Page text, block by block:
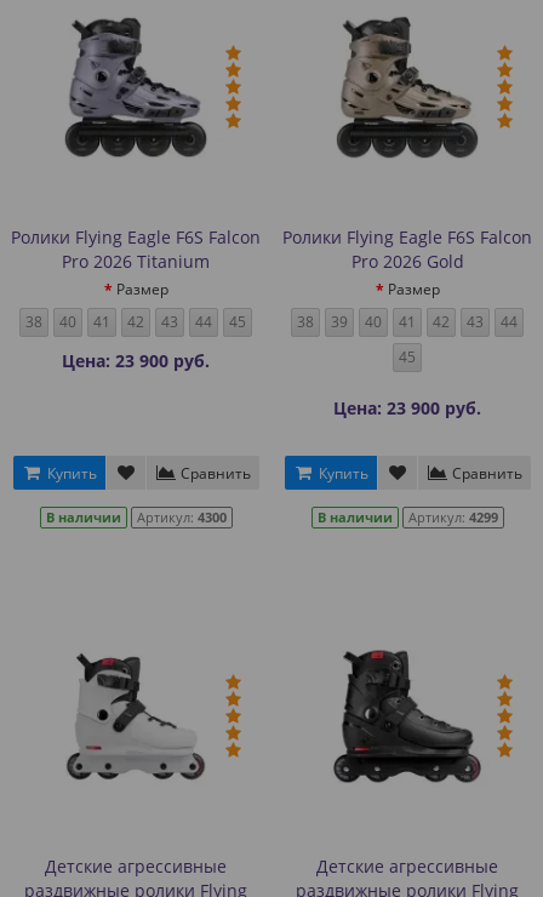
Ролики Flying Eagle F6S Falcon
Pro 2026 Titanium
Размер
38
40 41 42 43 44 45
Цена: 23 900 руб.
Купить Сравнить
В наличии Артикул: 4300
Ролики Flying Eagle F6S Falcon
Pro 2026 Gold
Размер
38
39 40 41 42 43
44
45
Цена: 23 900 руб.
Купить Сравнить
В наличии Артикул: 4299
Детские агрессивные
раздвижные ролики Flying
Детские агрессивные
раздвижные ролики Flying